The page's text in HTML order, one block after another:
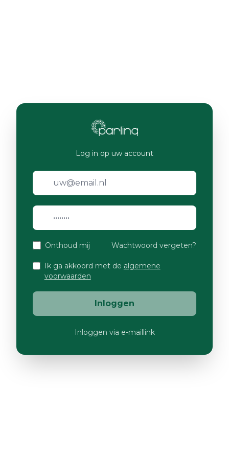
Log in op uw account
Onthoud mij Wachtwoord vergeten?
Ik ga akkoord met de algemene
voorwaarden
Inloggen
Inloggen via e-maillink